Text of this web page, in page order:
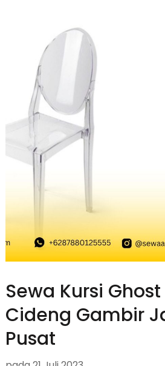
Sewa Kursi
Cideng Gambir
Pusat